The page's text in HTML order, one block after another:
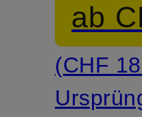
ab
(CHF